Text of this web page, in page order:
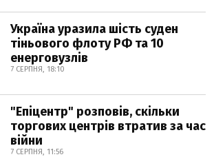
Україна уразила шість суден
тіньового флоту РФ та 10
енерговузлів
7 СЕРПНЯ, 18:10
"Епіцентр" розповів, скільки
торгових центрів втратив за час
війни
7 СЕРПНЯ, 11:56